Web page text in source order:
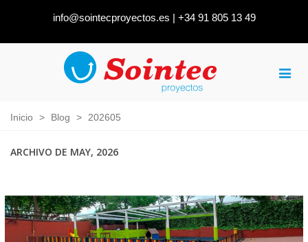
info@sointecproyectos.es | +34 91 805 13 49
Inicio > Blog > 202605
ARCHIVO DE MAY, 2026